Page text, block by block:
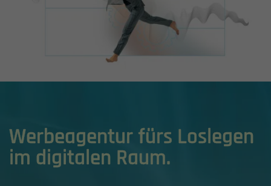
Einleitung
Werbeagentur fürs Loslegen
im digitalen Raum.